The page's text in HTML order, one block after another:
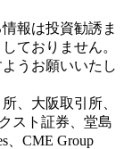
報は投資勧誘ま
ておりません。
うお願いいたし
、大阪取引所、
スト証券、堂島
、CME Group